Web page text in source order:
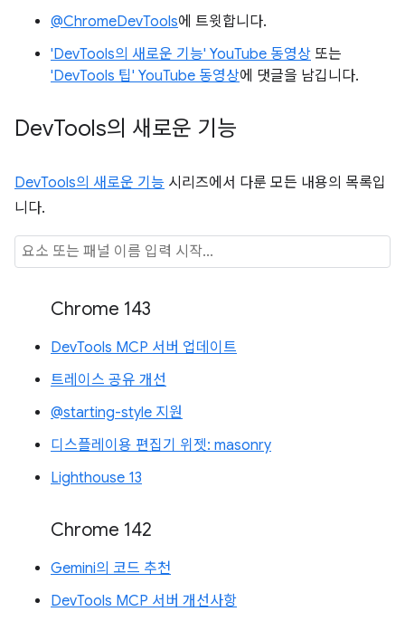
@ChromeDevTools에 트윗합니다.
'DevTools의 새로운 기능' YouTube 동영상 또는
'DevTools 팁' YouTube 동영상에 댓글을 남깁니다.
DevTools의 새로운 기능
DevTools의 새로운 기능 시리즈에서 다룬 모든 내용의 목록입
니다.
Chrome 143
DevTools MCP 서버 업데이트
트레이스 공유 개선
@starting-style 지원
디스플레이용 편집기 위젯: masonry
Lighthouse 13
Chrome 142
Gemini의 코드 추천
DevTools MCP 서버 개선사항